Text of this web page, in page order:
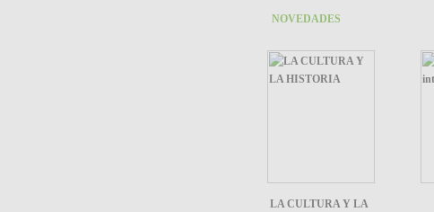
NOVEDADES
LA CULTURA Y LA